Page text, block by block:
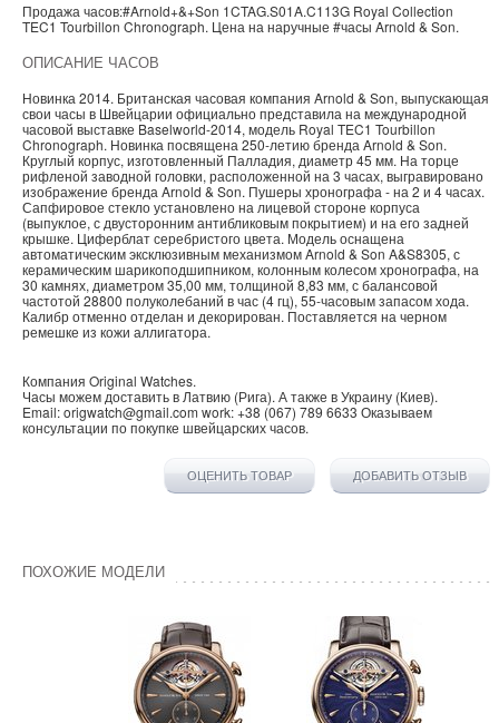
Продажа часов:#Arnold+&+Son 1CTAG.S01A.C113G Royal Collection
TEC1 Tourbillon Chronograph. Цена на наручные #часыArnold & Son.
ОПИСАНИЕ ЧАСОВ
Новинка 2014. Британская часовая компания Arnold & Son, выпускающая
свои часы в Швейцарии официально представила на международной
часовой выставке Baselworld-2014, модель Royal TEC1 Tourbillon
Chronograph. Новинка посвящена 250-летию бренда Arnold & Son.
Круглый корпус, изготовленный Палладия, диаметр 45 мм. На торце
рифленой заводной головки, расположенной на 3 часах, выгравировано
изображение бренда Arnold & Son. Пушеры хронографа - на 2 и 4 часах.
Сапфировое стекло установлено на лицевой стороне корпуса
(выпуклое, с двусторонним антибликовым покрытием) и на его задней
крышке. Циферблат серебристого цвета. Модель оснащена
автоматическим эксклюзивным механизмом Arnold & Son A&S8305, с
керамическим шарикоподшипником, колонным колесом хронографа, на
30 камнях, диаметром 35,00 мм, толщиной 8,83 мм, с балансовой
частотой 28800 полуколебаний в час (4 гц), 55-часовым запасом хода.
Калибр отменно отделан и декорирован. Поставляется на черном
ремешке из кожи аллигатора.
Компания Original Watches.
Часы можем доставить в Латвию (Рига). А также вУкраину (Киев).
Email:origwatch@gmail.com work:+38 (067) 789 6633 Оказываем
консультации по покупке швейцарских часов.
ОЦЕНИТЬ ТОВАР ДОБАВИТЬ ОТЗЫВ
ПОХОЖИЕ МОДЕЛИ